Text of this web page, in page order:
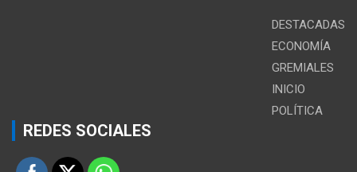
DESTACADAS
ECONOMÍA
GREMIALES
INICIO
POLÍTICA
REDES SOCIALES